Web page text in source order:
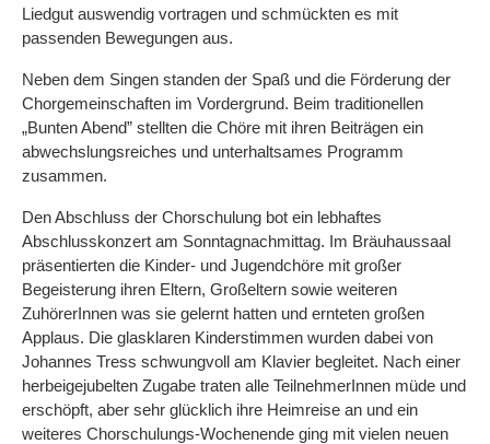
Liedgut auswendig vortragen und schmückten es mit
passenden Bewegungen aus.
Neben dem Singen standen der Spaß und die Förderung der
Chorgemeinschaften im Vordergrund. Beim traditionellen
„Bunten Abend” stellten die Chöre mit ihren Beiträgen ein
abwechslungsreiches und unterhaltsames Programm
zusammen.
Den Abschluss der Chorschulung bot ein lebhaftes
Abschlusskonzert am Sonntagnachmittag. Im Bräuhaussaal
präsentierten die Kinder- und Jugendchöre mit großer
Begeisterung ihren Eltern, Großeltern sowie weiteren
ZuhörerInnen was sie gelernt hatten und ernteten großen
Applaus. Die glasklaren Kinderstimmen wurden dabei von
Johannes Tress schwungvoll am Klavier begleitet. Nach einer
herbeigejubelten Zugabe traten alle TeilnehmerInnen müde und
erschöpft, aber sehr glücklich ihre Heimreise an und ein
weiteres Chorschulungs-Wochenende ging mit vielen neuen